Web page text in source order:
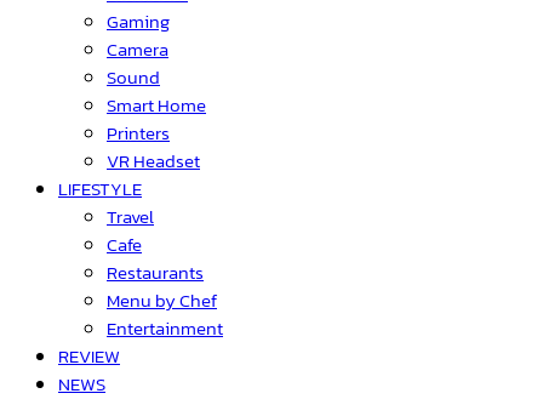
Gaming
Camera
Sound
Smart Home
Printers
VR Headset
LIFESTYLE
Travel
Cafe
Restaurants
Menu by Chef
Entertainment
REVIEW
NEWS